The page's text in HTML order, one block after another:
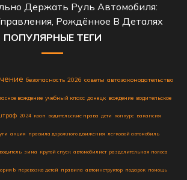
Держать Руль Автомобиля:
Рождённое В Деталях
ПОПУЛЯРНЫЕ ТЕГИ
безопасность 2026 советы автозаконодательство
вождение учебный класс донецк вождение водительское
2024 коап водительские права дети конкурс вакансия
акция правила дорожного движения легковой автомобиль
водитель зима крутой спуск автомобилист разделительная полоса
b перевозка детей правила автоинструктор подарок помощь